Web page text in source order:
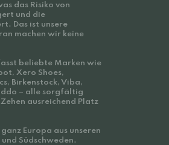
das Risiko von
und die
Das ist unsere
machen wir keine
beliebte Marken wie
Xero Shoes,
Birkenstock, Viba,
– alle sorgfältig
ausreichend Platz
Europa aus unseren
Südschweden.